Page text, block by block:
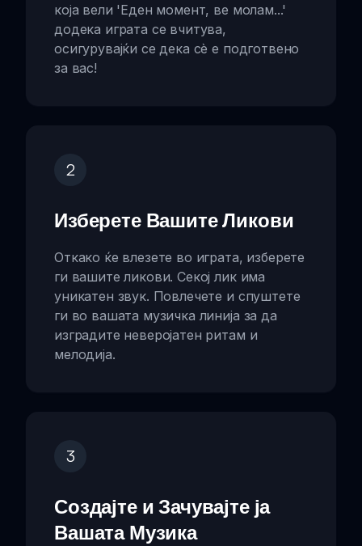
која вели 'Еден момент, ве молам...'
додека играта се вчитува,
осигурувајќи се дека сè е подготвено
за вас!
2
Изберете Вашите Ликови
Откако ќе влезете во играта, изберете
ги вашите ликови. Секој лик има
уникатен звук. Повлечете и спуштете
ги во вашата музичка линија за да
изградите неверојатен ритам и
мелодија.
3
Создајте и Зачувајте ја
Вашата Музика